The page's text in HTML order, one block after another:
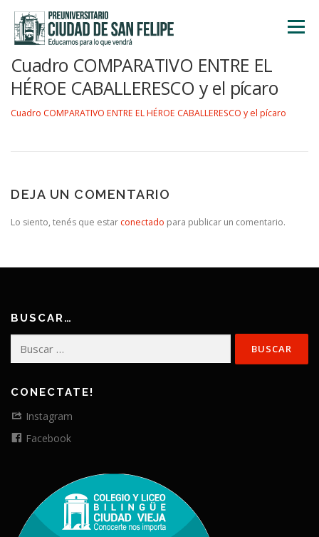
contenido
Menú
INICIO NOSOTROS ÁREA ACADÉMICA
Cuadro COMPARATIVO ENTRE EL
HÉROE CABALLERESCO y el pícaro
Cuadro COMPARATIVO ENTRE EL HÉROE CABALLERESCO y el pícaro
DEJA UN COMENTARIO
Lo siento, tenés que estar conectado para publicar un comentario.
BUSCAR…
CONECTATE!
Instagram
Facebook